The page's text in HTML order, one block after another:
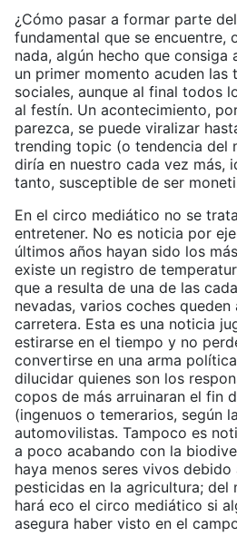
¿Cómo pasar a formar parte
fundamental que se encuentre,
nada, algún hecho que consiga
un primer momento acuden las
sociales, aunque al final todos
al festín. Un acontecimiento,
parezca, se puede viralizar
trending topic (o tendencia del
diría en nuestro cada vez más,
tanto, susceptible de ser
En el circo mediático no se
entretener. No es noticia por
últimos años hayan sido los
existe un registro de
que a resulta de una de las
nevadas, varios coches queden
carretera. Esta es una noticia
estirarse en el tiempo y no
convertirse en una arma
dilucidar quienes son los
copos de más arruinaran el fin
(ingenuos o temerarios, según
automovilistas. Tampoco es
a poco acabando con la
haya menos seres vivos
pesticidas en la agricultura; del
hará eco el circo mediático si
asegura haber visto en el